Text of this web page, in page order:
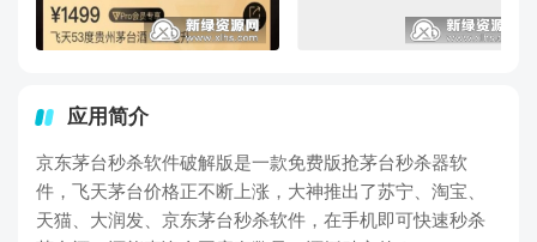
应用简介
京东茅台秒杀软件破解版是一款免费版抢茅台秒杀器软
件，飞天茅台价格正不断上涨，大神推出了苏宁、淘宝、
天猫、大润发、京东茅台秒杀软件，在手机即可快速秒杀